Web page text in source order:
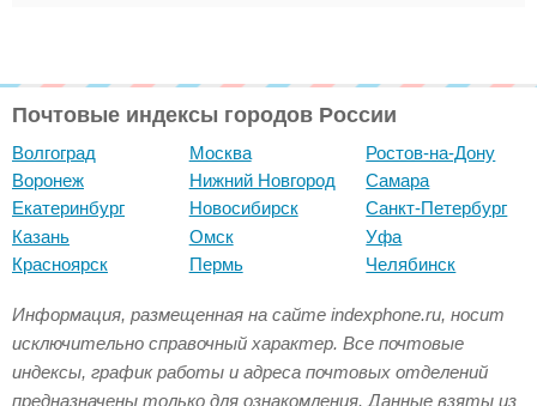
Почтовые индексы городов России
Волгоград
Воронеж
Екатеринбург
Казань
Красноярск
Москва
Нижний Новгород
Новосибирск
Омск
Пермь
Ростов-на-Дону
Самара
Санкт-Петербург
Уфа
Челябинск
Информация, размещенная на сайте indexphone.ru, носит
исключительно справочный характер. Все почтовые
индексы, график работы и адреса почтовых отделений
предназначены только для ознакомления. Данные взяты из